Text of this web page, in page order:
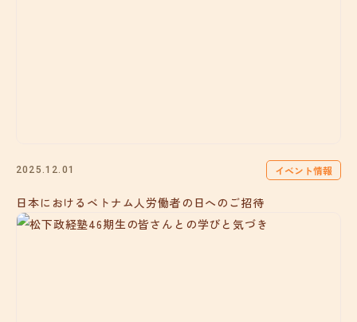
2025.12.01 イベント情報
日本におけるベトナム人労働者の日へのご招待